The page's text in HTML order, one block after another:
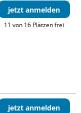
jetzt anmelden
11 von 16 Plätzen frei
jetzt anmelden